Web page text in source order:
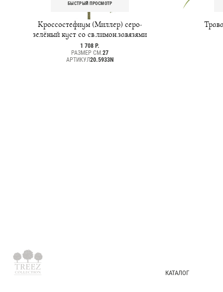
БЫСТРЫЙ ПРОСМОТР
Кроссостефиум (Миллер) серо-
зелёный куст со св.лимон.завязями
1 708 Р.
РАЗМЕР СМ.27
АРТИКУЛ20.5933N
КАТАЛОГ